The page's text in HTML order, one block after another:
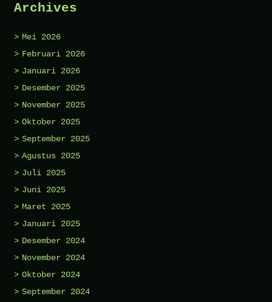
Archives
Mei 2026
Februari 2026
Januari 2026
Desember 2025
November 2025
Oktober 2025
September 2025
Agustus 2025
Juli 2025
Juni 2025
Maret 2025
Januari 2025
Desember 2024
November 2024
Oktober 2024
September 2024